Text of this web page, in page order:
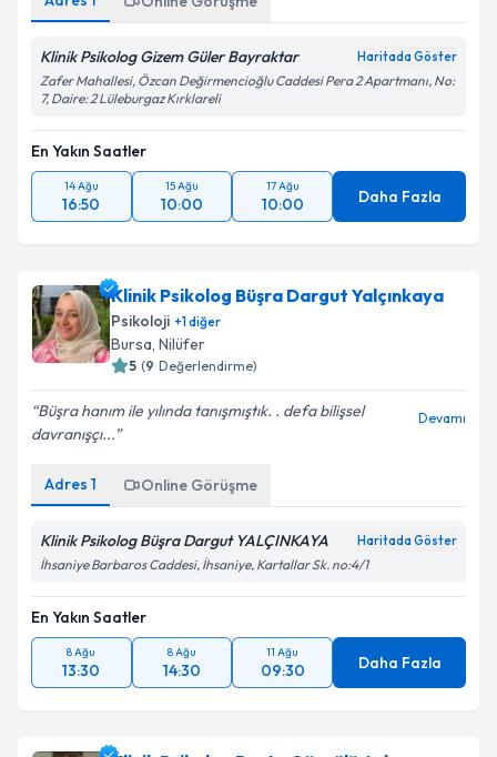
Klinik Psikolog Gizem Güler Bayraktar Haritada Göster
Zafer Mahallesi, Özcan Değirmencioğlu Caddesi Pera 2 Apartmanı, No:
7, Daire: 2 Lüleburgaz Kırklareli
En Yakın Saatler
14 Ağu
16:50
15 Ağu
10:00
17 Ağu
10:00 Daha Fazla
Klinik Psikolog Büşra Dargut Yalçınkaya
Psikoloji +1diğer
Bursa, Nilüfer
5 (9 Değerlendirme)
Büşra hanım ile yılında tanışmıştık. . defa bilişsel
davranışçı...
Devamı
Adres 1 Online Görüşme
Klinik Psikolog Büşra Dargut YALÇINKAYA Haritada Göster
İhsaniye Barbaros Caddesi, İhsaniye, Kartallar Sk. no:4/1
En Yakın Saatler
8 Ağu
13:30
8 Ağu
14:30
11 Ağu
09:30 Daha Fazla